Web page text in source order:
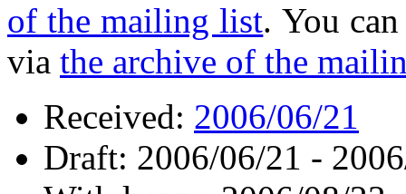
of the mailing list. You
via the archive of the
Received: 2006/06/21
Draft: 2006/06/21 -